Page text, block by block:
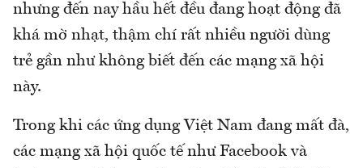
nhưng đến nay hầu hết đều đang hoạt động đã
khá mờ nhạt, thậm chí rất nhiều người dùng
trẻ gần như không biết đến các mạng xã hội
này.
Trong khi các ứng dụng Việt Nam đang mất đà,
các mạng xã hội quốc tế như Facebook và